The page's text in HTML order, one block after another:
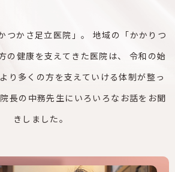
つかさ足立医院」。
地域の「かかりつ
の健康を支えてきた医院は、
令和の始
り多くの方を支えていける体制が整っ
長の中務先生にいろいろなお話をお聞
きしました。